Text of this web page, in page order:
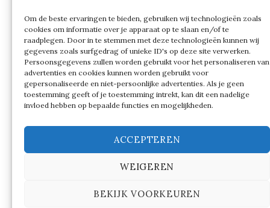
Om de beste ervaringen te bieden, gebruiken wij technologieën zoals
cookies om informatie over je apparaat op te slaan en/of te
raadplegen. Door in te stemmen met deze technologieën kunnen wij
gegevens zoals surfgedrag of unieke ID's op deze site verwerken.
Persoonsgegevens zullen worden gebruikt voor het personaliseren van
advertenties en cookies kunnen worden gebruikt voor
gepersonaliseerde en niet-persoonlijke advertenties. Als je geen
toestemming geeft of je toestemming intrekt, kan dit een nadelige
invloed hebben op bepaalde functies en mogelijkheden.
ACCEPTEREN
WEIGEREN
BEKIJK VOORKEUREN
Ondersteund doorWordPress |Thema:Graphy